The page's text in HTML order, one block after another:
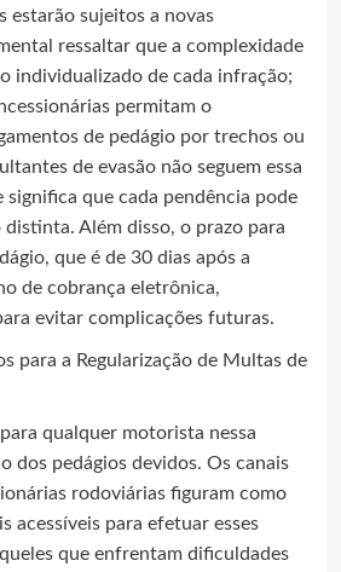
estarão sujeitos a novas
ressaltar que a complexidade
individualizado de cada infração;
permitam o
de pedágio por trechos ou
de evasão não seguem essa
significa que cada pendência pode
distinta. Além disso, o prazo para
que é de 30 dias após a
de cobrança eletrônica,
evitar complicações futuras.
para a Regularização de Multas de
qualquer motorista nessa
dos pedágios devidos. Os canais
rodoviárias figuram como
acessíveis para efetuar esses
que enfrentam dificuldades